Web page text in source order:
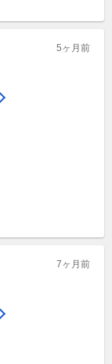
5ヶ月前
7ヶ月前